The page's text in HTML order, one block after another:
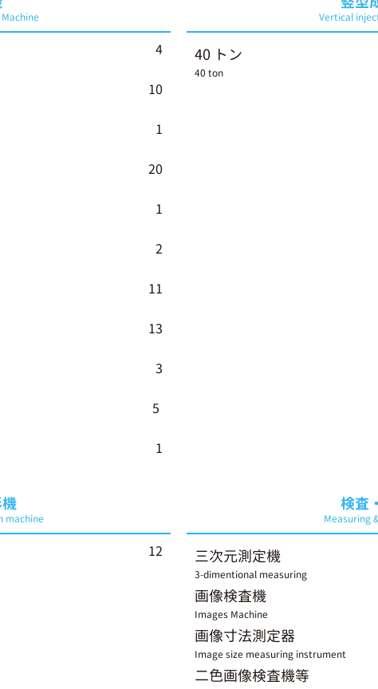
4
10
1
20
1
2
11
13
3
5
1
Vertical
40 トン
40 ton
machine
12
検査
Measuring
三次元測定機
3-dimentional measuring
画像検査機
Images Machine
画像寸法測定器
Image size measuring instrument
二色画像検査機等